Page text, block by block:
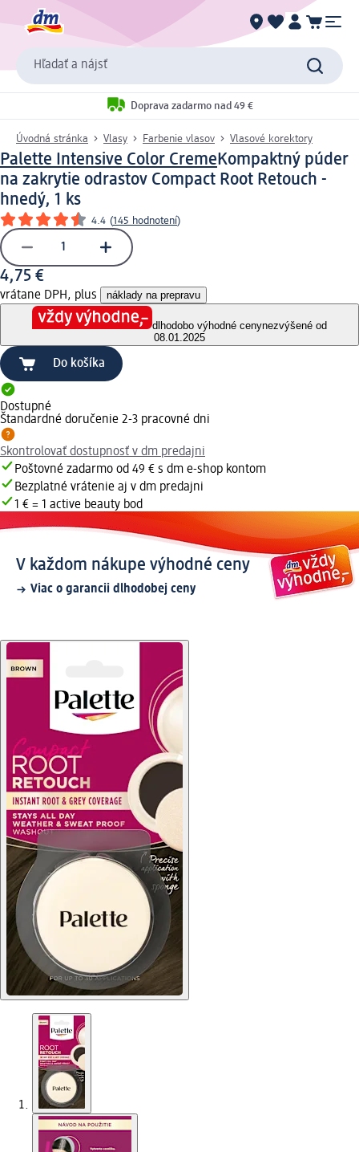
Hľadať a nájsť
Doprava zadarmo nad 49 €
Úvodná stránka Vlasy Farbenie vlasov Vlasové korektory
Palette Intensive Color Creme Kompaktný púder
na zakrytie odrastov Compact Root Retouch -
hnedý, 1 ks
4.4 (145 hodnotení)
4,75 €
vrátane DPH, plus náklady na prepravu
dlhodobo výhodné cenynezvýšené od
08.01.2025
Do košíka
Dostupné
Štandardné doručenie 2-3 pracovné dni
Skontrolovať dostupnosť v dm predajni
Poštovné zadarmo od 49 € s dm e-shop kontom
Bezplatné vrátenie aj v dm predajni
1 € = 1 active beauty bod
V každom nákupe výhodné ceny
Viac o garancii dlhodobej ceny